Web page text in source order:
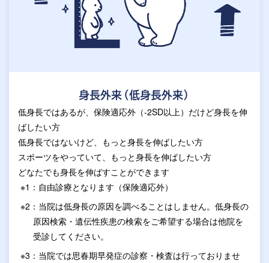
身長外来（低身長外来）
低身長ではあるが、保険適応外（-2SD以上）だけど身長を伸
ばしたい方
低身長ではないけど、もっと身長を伸ばしたい方
スポーツをやっていて、もっと身長を伸ばしたい方
どなたでも身長を伸ばすことができます
※1：自由診療となります（保険適応外）
※2：当院は低身長の原因を調べることはしません。低身長の
原因検索・遺伝性疾患の検索をご希望する場合は他院を
受診してください。
※3：当院では思春期早発症の診察・検査は行っておりませ